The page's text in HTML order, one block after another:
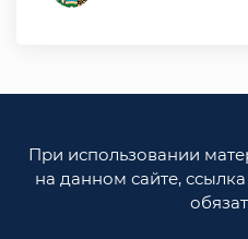
Законодательная
Министерство
Узбекистан
При использовании
на данном сайте,